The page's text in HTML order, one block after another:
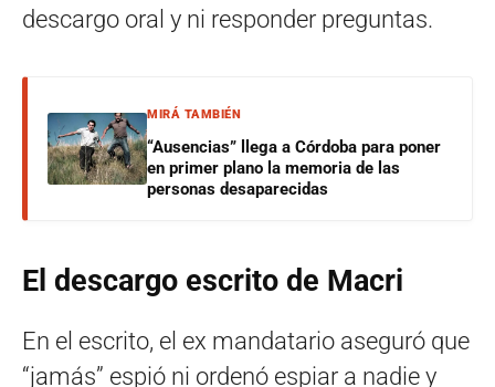
descargo oral y ni responder preguntas.
MIRÁ TAMBIÉN
“Ausencias” llega a Córdoba para poner
en primer plano la memoria de las
personas desaparecidas
El descargo escrito de Macri
En el escrito, el ex mandatario aseguró que
“jamás” espió ni ordenó espiar a nadie y